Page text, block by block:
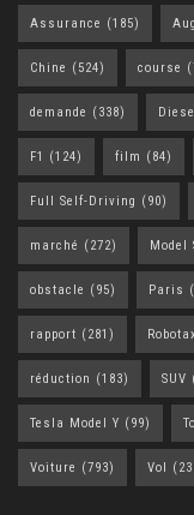
Assurance (185)
Chine (524) course
demande (338) Diesel
F1 (124) film (84)
Full Self-Driving (90)
marché (272) Model
obstacle (95) Paris
rapport (281)
réduction (183) SUV
Tesla Model Y (99)
Voiture (793) Vol